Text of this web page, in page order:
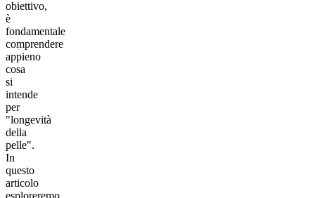
obiettivo,
è
fondamentale
comprendere
appieno
cosa
si
intende
per
"longevità
della
pelle".
In
questo
articolo